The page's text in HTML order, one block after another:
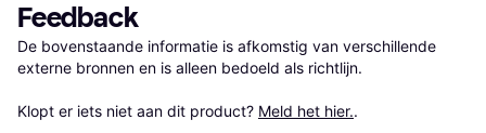
Feedback
De bovenstaande informatie is afkomstig van verschillende
externe bronnen en is alleen bedoeld als richtlijn.
Klopt er iets niet aan dit product? Meld het hier..